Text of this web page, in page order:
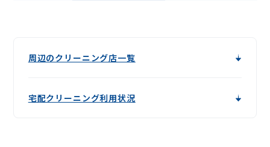
周辺のクリーニング店一覧
宅配クリーニング利用状況